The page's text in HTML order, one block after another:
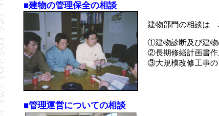
■建物の管理保全の相談
建物部門の相談は
①建物診断及び建物
②長期修繕計画書
③大規模改修工事
■管理運営についての相談